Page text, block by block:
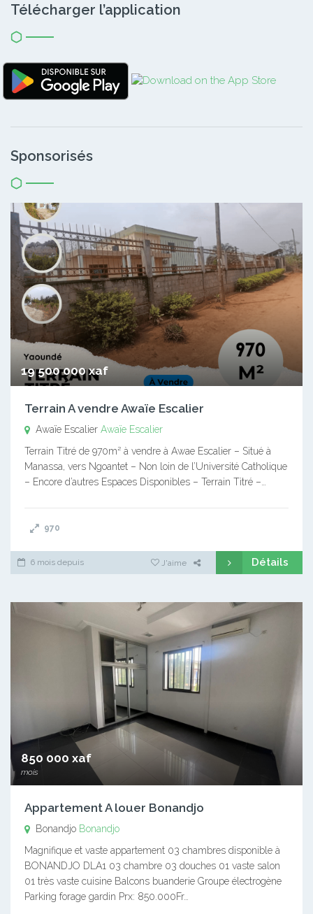
Télécharger l’application
Sponsorisés
19 500 000 xaf
Terrain A vendre Awaïe Escalier
Awaïe Escalier Awaïe Escalier
Terrain Titré de 970m² à vendre à Awae Escalier – Situé à
Manassa, vers Ngoantet – Non loin de l’Université Catholique
– Encore d’autres Espaces Disponibles – Terrain Titré –…
970
6 mois depuis J'aime Détails
850 000 xaf
mois
Appartement A louer Bonandjo
Bonandjo Bonandjo
Magnifique et vaste appartement 03 chambres disponible à
BONANDJO DLA1 03 chambre 03 douches 01 vaste salon
01 très vaste cuisine Balcons buanderie Groupe électrogène
Parking forage gardin Prx: 850.000Fr…